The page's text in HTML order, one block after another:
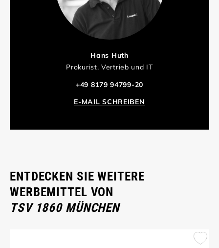
Hans Huth
Prokurist, Vertrieb und IT
+49 8179 94799-20
E-MAIL SCHREIBEN
ENTDECKEN SIE WEITERE
WERBEMITTEL VON
TSV 1860 MÜNCHEN